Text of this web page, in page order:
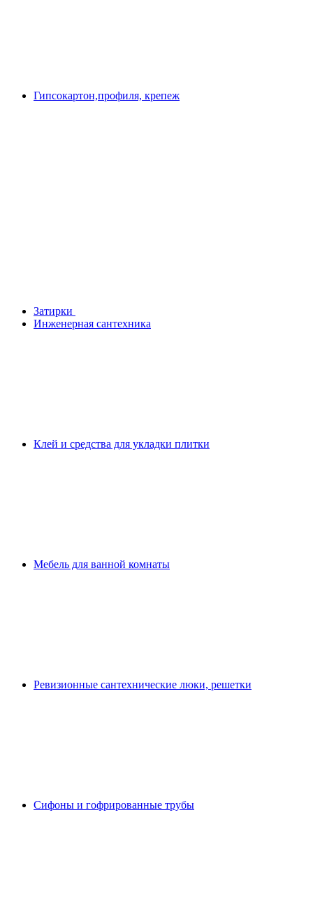
Гипсокартон,профиля, крепеж
Затирки
Инженерная сантехника
Клей и средства для укладки плитки
Мебель для ванной комнаты
Ревизионные сантехнические люки, решетки
Сифоны и гофрированные трубы